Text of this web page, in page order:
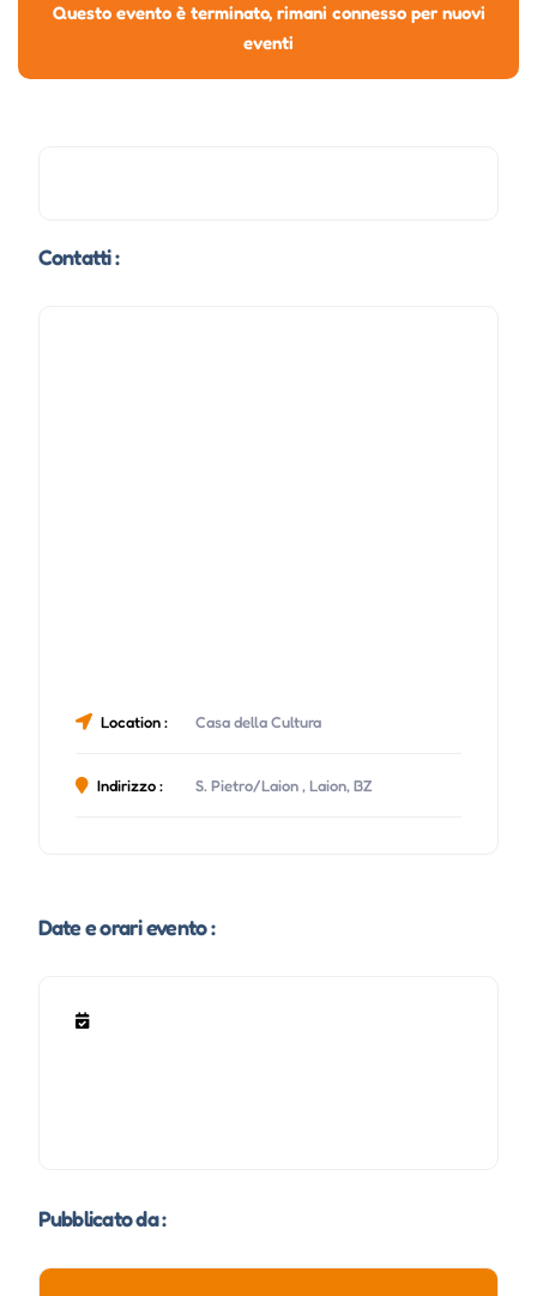
Questo evento è terminato, rimani connesso per nuovi
eventi
Contatti :
Location : Casa della Cultura
Indirizzo : S. Pietro/Laion , Laion, BZ
Date e orari evento :
Pubblicato da :